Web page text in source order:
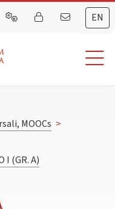
EN
MOOCs >
I (GR. A)